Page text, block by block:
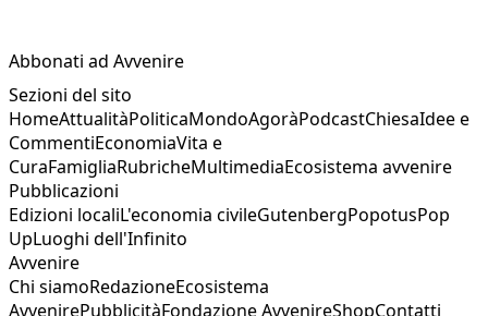
Abbonati ad Avvenire
Sezioni del sito
HomeAttualitàPoliticaMondoAgoràPodcastChiesaIdee e
CommentiEconomiaVita e
CuraFamigliaRubricheMultimediaEcosistema avvenire
Pubblicazioni
Edizioni localiL'economia civileGutenbergPopotusPop
UpLuoghi dell'Infinito
Avvenire
Chi siamoRedazioneEcosistema
AvvenirePubblicitàFondazione AvvenireShopContatti